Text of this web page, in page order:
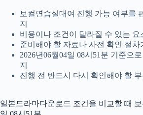
보컬연습실대여 진행 가능 여부를
지
비용이나 조건이 달라질 수 있는 요
준비해야 할 자료나 사전 확인 절차
2026년06월04일 08시51분 기준으
지
진행 전 반드시 다시 확인해야 할 부
일본드라마다운로드 조건을 비교할 때